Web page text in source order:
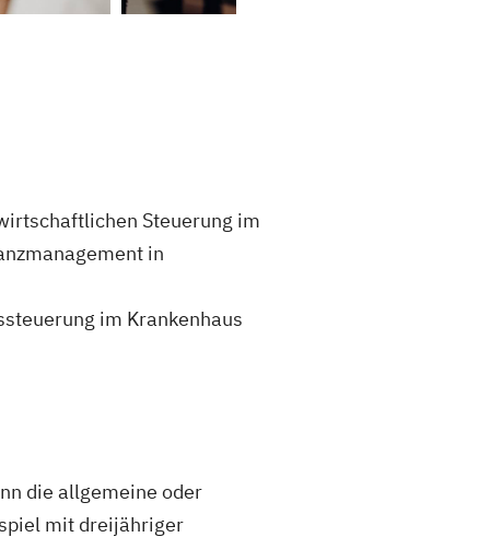
Steuerung im
in
im Krankenhaus
die allgemeine oder
mit dreijähriger